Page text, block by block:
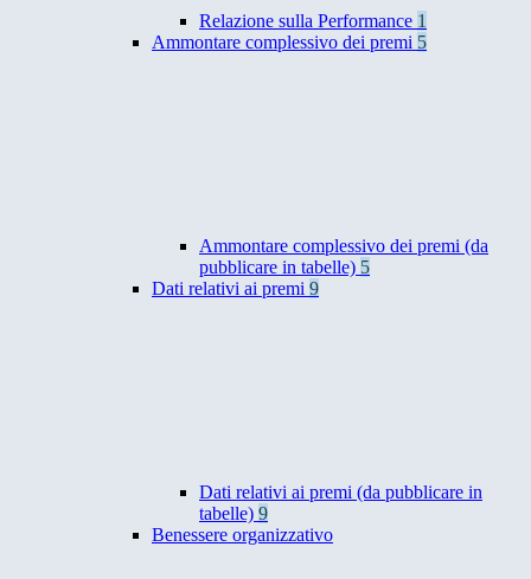
Relazione sulla Performance 1
Ammontare complessivo dei premi 5
Ammontare complessivo dei premi (da
pubblicare in tabelle) 5
Dati relativi ai premi 9
Dati relativi ai premi (da pubblicare in
tabelle) 9
Benessere organizzativo